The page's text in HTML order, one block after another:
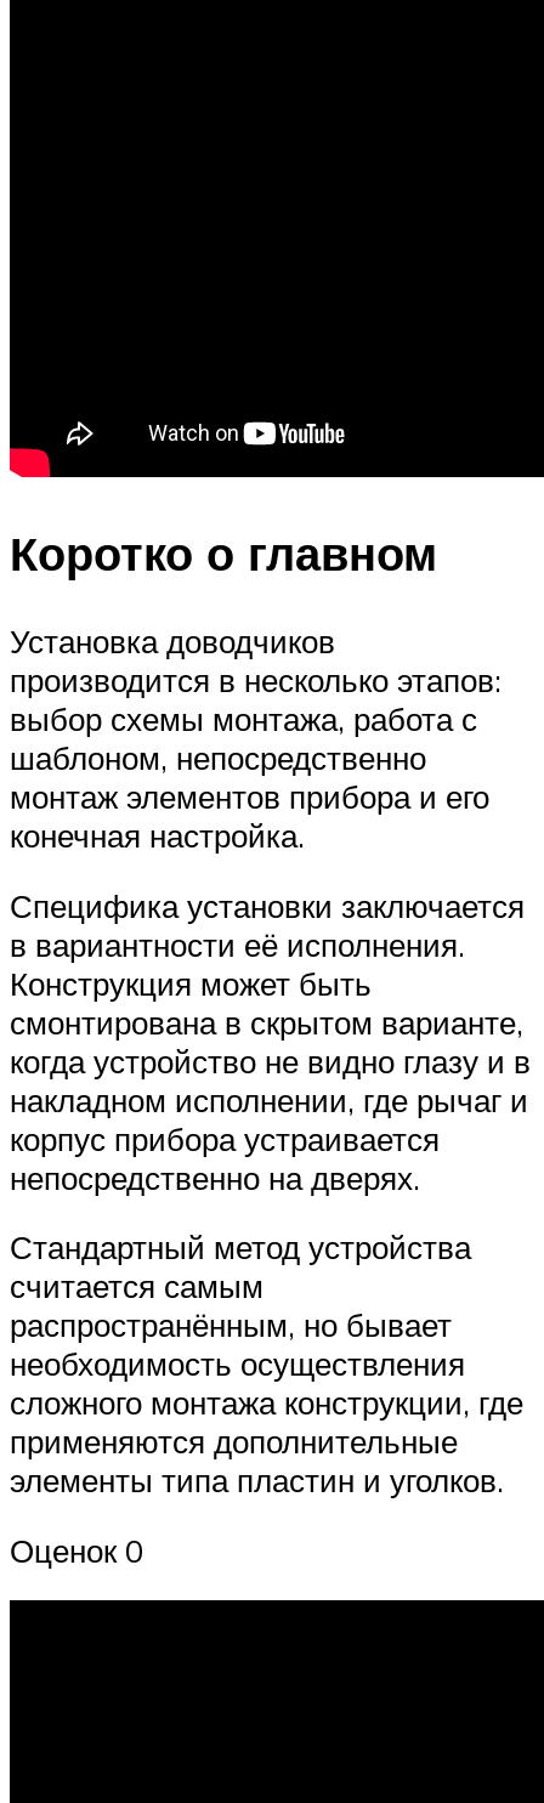
Коротко о главном
Установка доводчиков
производится в несколько этапов:
выбор схемы монтажа, работа с
шаблоном, непосредственно
монтаж элементов прибора и его
конечная настройка.
Специфика установки заключается
в вариантности её исполнения.
Конструкция может быть
смонтирована в скрытом варианте,
когда устройство не видно глазу и в
накладном исполнении, где рычаг и
корпус прибора устраивается
непосредственно на дверях.
Стандартный метод устройства
считается самым
распространённым, но бывает
необходимость осуществления
сложного монтажа конструкции, где
применяются дополнительные
элементы типа пластин и уголков.
Оценок 0